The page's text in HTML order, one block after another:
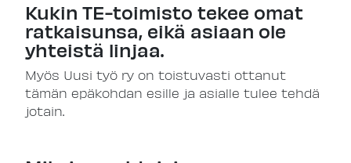
Kukin TE-toimisto tekee omat
ratkaisunsa, eikä asiaan ole
yhteistä linjaa.
Myös Uusi työ ry on toistuvasti ottanut
tämän epäkohdan esille ja asialle tulee tehdä
jotain.